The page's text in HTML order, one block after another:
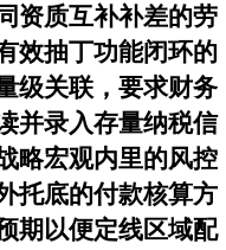
资质互补补差的劳
效抽丁功能闭环的
级关联，要求财务
并录入存量纳税信
略宏观内里的风控
托底的付款核算方
期以便定线区域配